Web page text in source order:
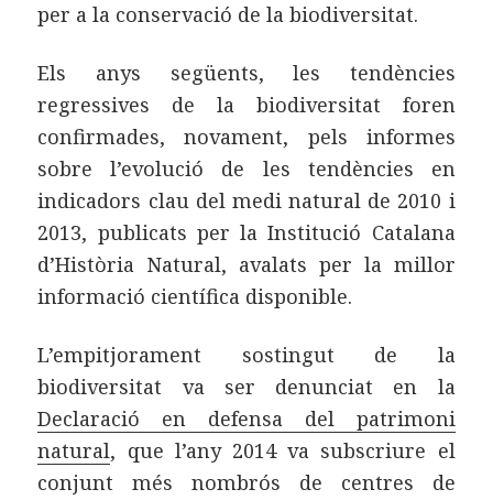
per a la conservació de la biodiversitat.
Els anys següents, les tendències
regressives de la biodiversitat foren
confirmades, novament, pels informes
sobre l’evolució de les tendències en
indicadors clau del medi natural de 2010 i
2013, publicats per la Institució Catalana
d’Història Natural, avalats per la millor
informació científica disponible.
L’empitjorament sostingut de la
biodiversitat va ser denunciat en la
Declaració en defensa del patrimoni
natural, que l’any 2014 va subscriure el
conjunt més nombrós de centres de